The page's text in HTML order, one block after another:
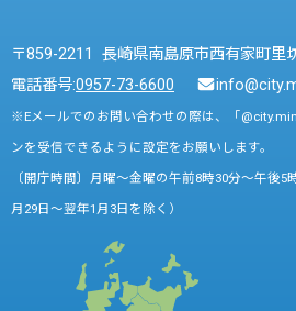
〒859-2211 長崎県南島原市西有家町里
電話番号:0957-73-6600
※Eメールでのお問い合わせの際は、「
ンを受信できるように設定をお願いします。
〔開庁時間〕月曜～金曜の午前8時30分～午後
月29日～翌年1月3日を除く）